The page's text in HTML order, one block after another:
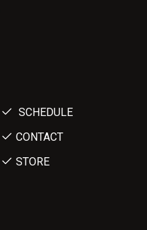
SCHEDULE
CONTACT
STORE